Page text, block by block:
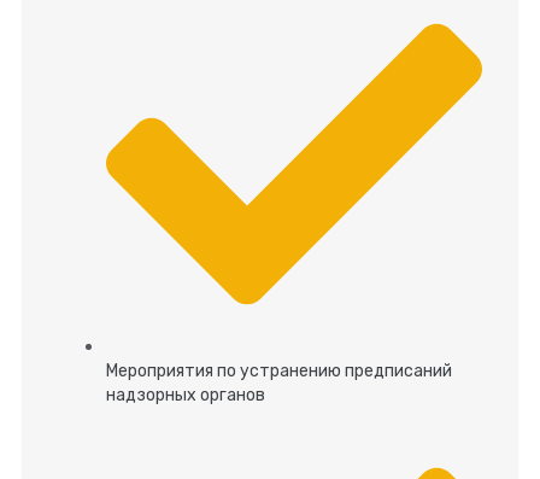
Мероприятия по устранению предписаний
надзорных органов